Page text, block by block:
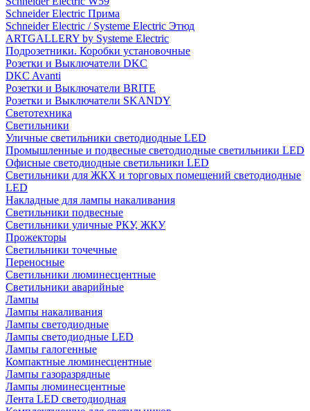
Schneider Electric Прима
Schneider Electric / Systeme Electric Этюд
ARTGALLERY by Systeme Electric
Подрозетники. Коробки установочные
Розетки и Выключатели DKC
DKC Avanti
Розетки и Выключатели BRITE
Розетки и Выключатели SKANDY
Светотехника
Светильники
Уличные светильники светодиодные LED
Промышленные и подвесные светодиодные светильники LED
Офисные светодиодные светильники LED
Светильники для ЖКХ и торговых помещений светодиодные
LED
Накладные для лампы накаливания
Светильники подвесные
Светильники уличные РКУ, ЖКУ
Прожекторы
Cветильники точечные
Переносные
Светильники люминесцентные
Светильники аварийные
Лампы
Лампы накаливания
Лампы светодиодные
Лампы светодиодные LED
Лампы галогенные
Компактные люминесцентные
Лампы газоразрядные
Лампы люминесцентные
Лента LED светодиодная